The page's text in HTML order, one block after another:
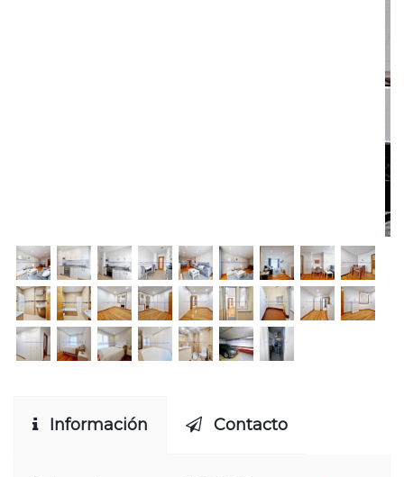
Información Contacto